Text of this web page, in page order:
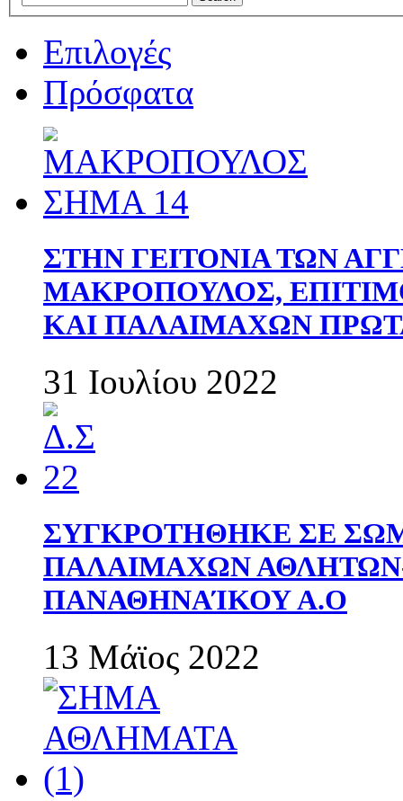
Επιλογές
Πρόσφατα
ΣΤΗΝ ΓΕΙΤΟΝΙΑ ΤΩΝ
ΜΑΚΡΟΠΟΥΛΟΣ,
ΚΑΙ ΠΑΛΑΙΜΑΧΩΝ
31 Ιουλίου 2022
ΣΥΓΚΡΟΤΗΘΗΚΕ ΣΕ
ΠΑΛΑΙΜΑΧΩΝ
ΠΑΝΑΘΗΝΑΊΚΟΥ Α.Ο
13 Μάϊος 2022